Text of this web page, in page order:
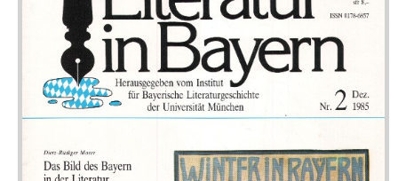
Medien
Stöbern